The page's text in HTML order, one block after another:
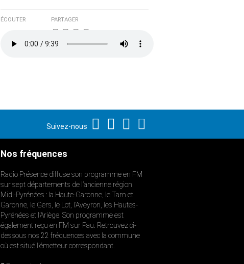
ÉCOUTER PARTAGER
Suivez-nous
Nos fréquences
Radio Présence diffuse son programme en FM
sur sept départements de l’ancienne région
Midi-Pyrénées : la Haute-Garonne, le Tarn et
Garonne, le Gers, le Lot, l’Aveyron, les Hautes-
Pyrénées et l’Ariège. Son programme est
également reçu en FM sur Pau. Retrouvez ci-
dessous nos 22 fréquences avec la commune
où est situé l’émetteur correspondant.